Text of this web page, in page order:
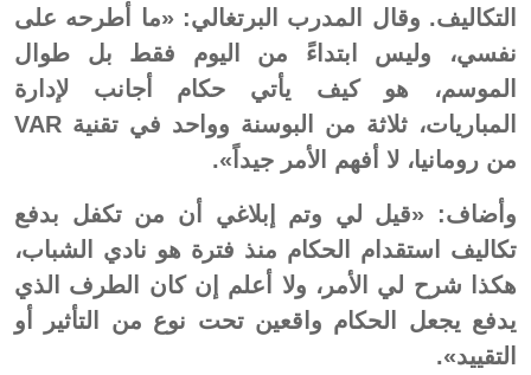
التكاليف. وقال المدرب البرتغالي: «ما أطرحه على
نفسي، وليس ابتداءً من اليوم فقط بل طوال
الموسم، هو كيف يأتي حكام أجانب لإدارة
المباريات، ثلاثة من البوسنة وواحد في تقنية VAR
من رومانيا، لا أفهم الأمر جيداً».
وأضاف: «قيل لي وتم إبلاغي أن من تكفل بدفع
تكاليف استقدام الحكام منذ فترة هو نادي الشباب،
هكذا شرح لي الأمر، ولا أعلم إن كان الطرف الذي
يدفع يجعل الحكام واقعين تحت نوع من التأثير أو
التقييد».